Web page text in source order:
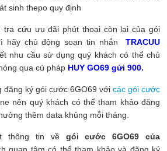
sinh thepo quy định
tra cứu ưu đãi phút thoại còn lại của gói
hãy chủ động soạn tin nhắn TRACUU
nhu cầu sử dụng quý khách có thể chủ
qua cú pháp HUY GO69 gửi 900.
đăng ký gói cước 6GO69 với các gói cước
nên quý khách có thể tham khảo đăng
thêm data khủng mỗi tháng.
thông tin về gói cước 6GO69 của
quan tâm có thể tham khảo và đăng ký